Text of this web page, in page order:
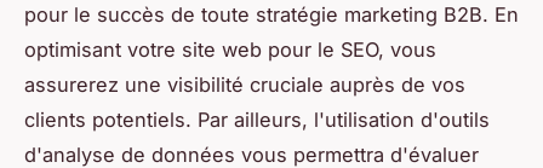
pour le succès de toute stratégie marketing B2B. En
optimisant votre site web pour le SEO, vous
assurerez une visibilité cruciale auprès de vos
clients potentiels. Par ailleurs, l'utilisation d'outils
d'analyse de données vous permettra d'évaluer